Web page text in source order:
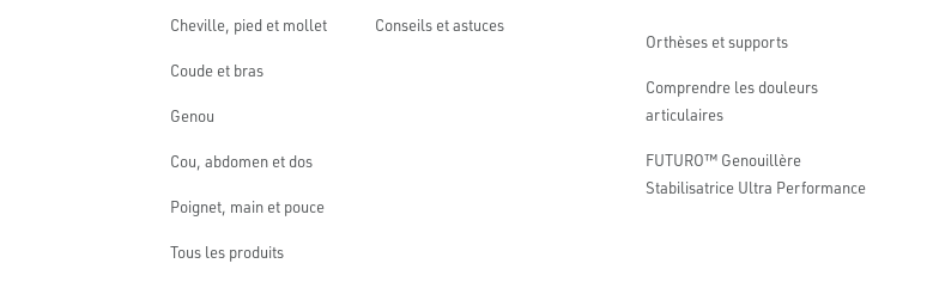
Cheville, pied et mollet
Coude et bras
Genou
Cou, abdomen et dos
Poignet, main et pouce
Tous les produits
Conseils et astuces
Orthèses et supports
Comprendre les douleurs
articulaires
FUTURO™ Genouillère
Stabilisatrice Ultra Performance